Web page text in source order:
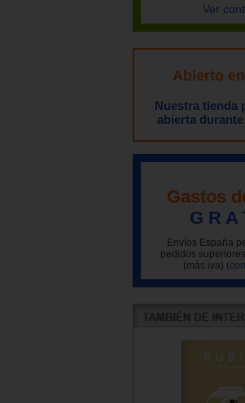
Ver
Abierto
Nuestra tienda
abierta
Gastos
G R A
Envíos España
pedidos
(más iva)